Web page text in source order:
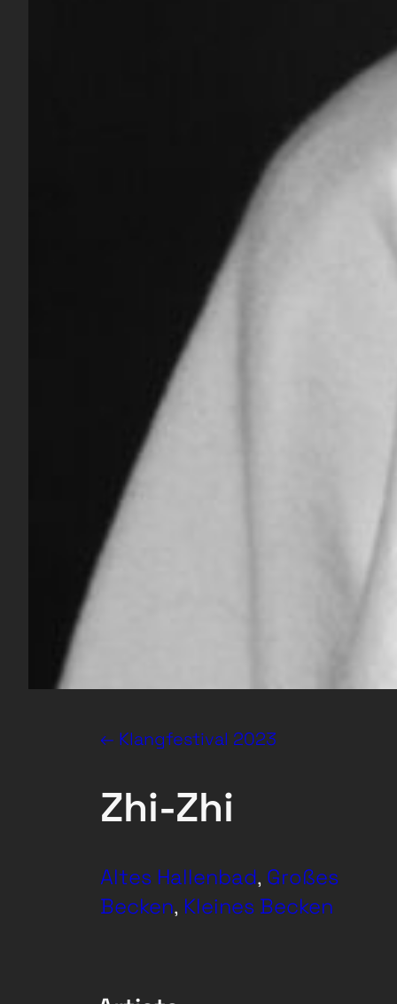
← Klangfestival 2023
Zhi-Zhi
Altes Hallenbad, Großes
Becken, Kleines Becken